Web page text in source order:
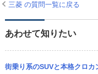
三菱 の質問一覧に戻る
あわせて知りたい
街乗り系のSUVと本格クロ